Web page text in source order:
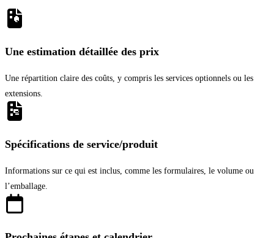
Une estimation détaillée des prix
Une répartition claire des coûts, y compris les services optionnels ou les
extensions.
Spécifications de service/produit
Informations sur ce qui est inclus, comme les formulaires, le volume ou
l’emballage.